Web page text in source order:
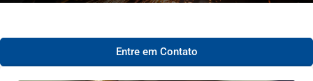
Entre em Contato